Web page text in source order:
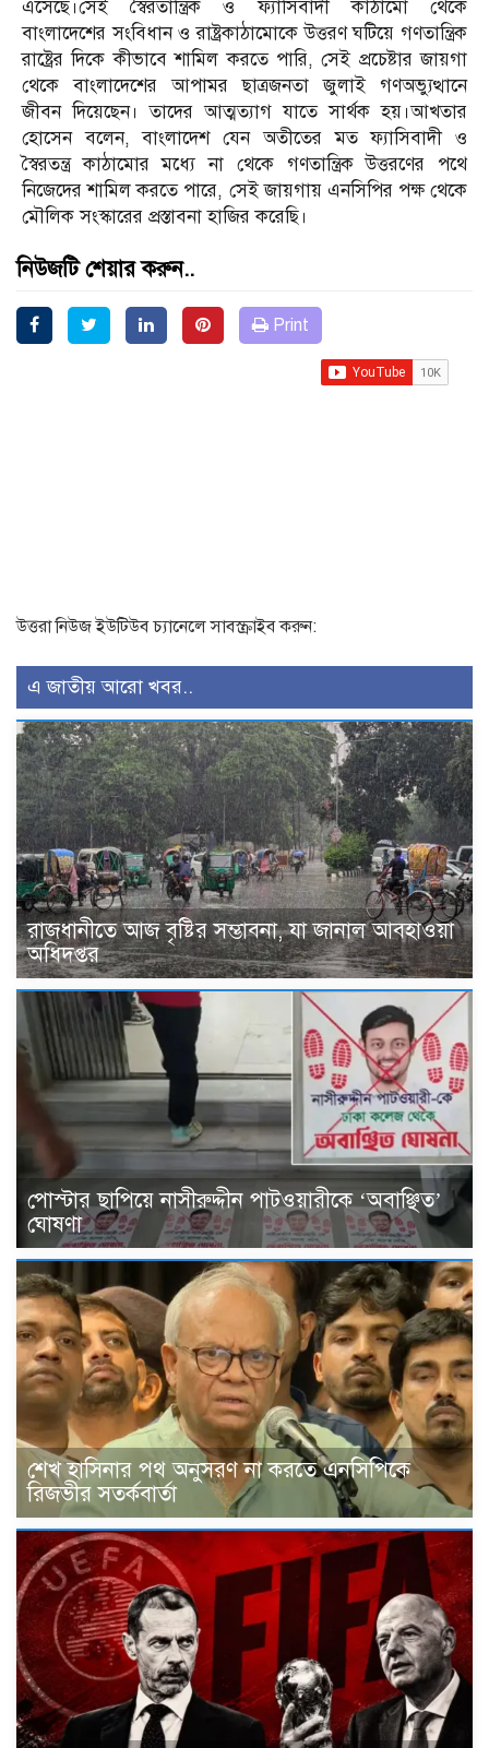
এসেছে।সেই স্বৈরতান্ত্রিক ও ফ্যাসিবাদী কাঠামো থেকে
বাংলাদেশের সংবিধান ও রাষ্ট্রকাঠামোকে উত্তরণ ঘটিয়ে গণতান্ত্রিক
রাষ্ট্রের দিকে কীভাবে শামিল করতে পারি, সেই প্রচেষ্টার জায়গা
থেকে বাংলাদেশের আপামর ছাত্রজনতা জুলাই গণঅভ্যুত্থানে
জীবন দিয়েছেন। তাদের আত্মত্যাগ যাতে সার্থক হয়।আখতার
হোসেন বলেন, বাংলাদেশ যেন অতীতের মত ফ্যাসিবাদী ও
স্বৈরতন্ত্র কাঠামোর মধ্যে না থেকে গণতান্ত্রিক উত্তরণের পথে
নিজেদের শামিল করতে পারে, সেই জায়গায় এনসিপির পক্ষ থেকে
মৌলিক সংস্কারের প্রস্তাবনা হাজির করেছি।
নিউজটি শেয়ার করুন..
Print
উত্তরা নিউজ ইউটিউব চ্যানেলে সাবস্ক্রাইব করুন:
এ জাতীয় আরো খবর..
রাজধানীতে আজ বৃষ্টির সম্ভাবনা, যা জানাল আবহাওয়া
অধিদপ্তর
পোস্টার ছাপিয়ে নাসীরুদ্দীন পাটওয়ারীকে ‘অবাঞ্ছিত’
ঘোষণা
শেখ হাসিনার পথ অনুসরণ না করতে এনসিপিকে
রিজভীর সতর্কবার্তা